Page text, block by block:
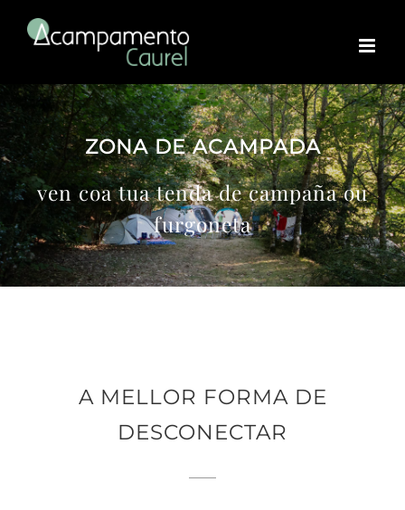
ZONA DE ACAMPADA
ven coa tua tenda de campaña ou
furgoneta
A MELLOR FORMA DE
DESCONECTAR